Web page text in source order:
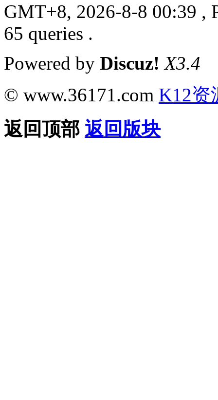
GMT+8, 2026-8-8 00:39 ,
65 queries .
Powered by Discuz! X3.4
© www.36171.com K12资
返回顶部 返回版块